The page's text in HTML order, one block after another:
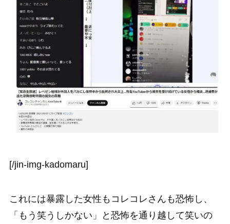
[/jin-img-kadomaru]
これには暴露した女性もコレコレさんも恐怖し、
「もう笑うしかない」と恐怖を通り越して笑いの